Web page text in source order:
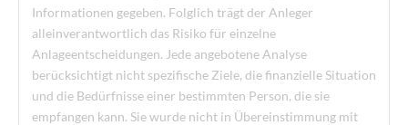
Informationen gegeben. Folglich trägt der Anleger
alleinverantwortlich das Risiko für einzelne
Anlageentscheidungen. Jede angebotene Analyse
berücksichtigt nicht spezifische Ziele, die finanzielle Situation
und die Bedürfnisse einer bestimmten Person, die sie
empfangen kann. Sie wurde nicht in Übereinstimmung mit